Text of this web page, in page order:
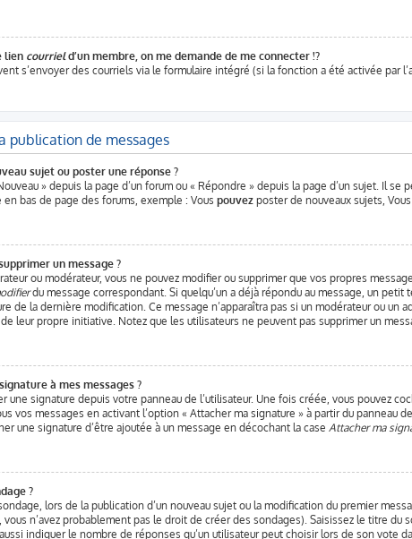
lien courrield’un membre, on me demande de me connecter !?
s’envoyer des courriels via le formulaire intégré (si la fonction a été activée
publication de messages
sujet ou poster une réponse ?
» depuis la page d’un forum ou « Répondre » depuis la page d’un sujet. Il
bas de page des forums, exemple : Vous pouvez poster de nouveaux sujets, Vous
un message ?
ou modérateur, vous ne pouvez modifier ou supprimer que vos propres
du message correspondant. Si quelqu’un a déjà répondu au message, un
de la dernière modification. Ce message n’apparaîtra pas si un modérateur ou
leur propre initiative. Notez que les utilisateurs ne peuvent pas supprimer un
à mes messages ?
une signature depuis votre panneau de l’utilisateur. Une fois créée, vous pouvez
vos messages en activant l’option « Attacher ma signature » à partir du panneau
une signature d’être ajoutée à un message en décochant la case Attacher ma
?
lors de la publication d’un nouveau sujet ou la modification du premier
vous n’avez probablement pas le droit de créer des sondages). Saisissez le titre
indiquer le nombre de réponses qu’un utilisateur peut choisir lors de son vote